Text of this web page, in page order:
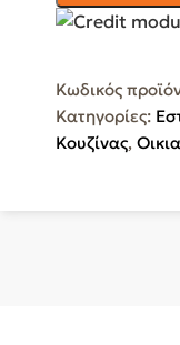
Εστία
πίεσης
L2
(Καφέ)
Κωδικός
Κατηγορίες:
Κουζίνας,